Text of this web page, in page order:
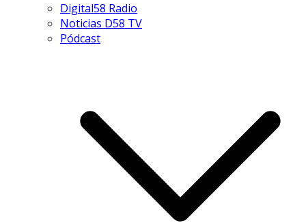
Digital58 Radio
Noticias D58 TV
Pódcast